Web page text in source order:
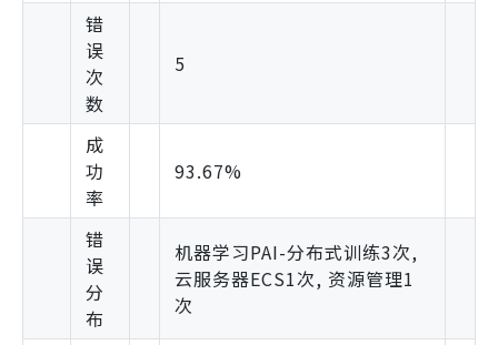
错
误
次
数
5
成
功
率
93.67%
错
误
分
布
机器学习PAI-分布式训练3次,
云服务器ECS1次, 资源管理1
次